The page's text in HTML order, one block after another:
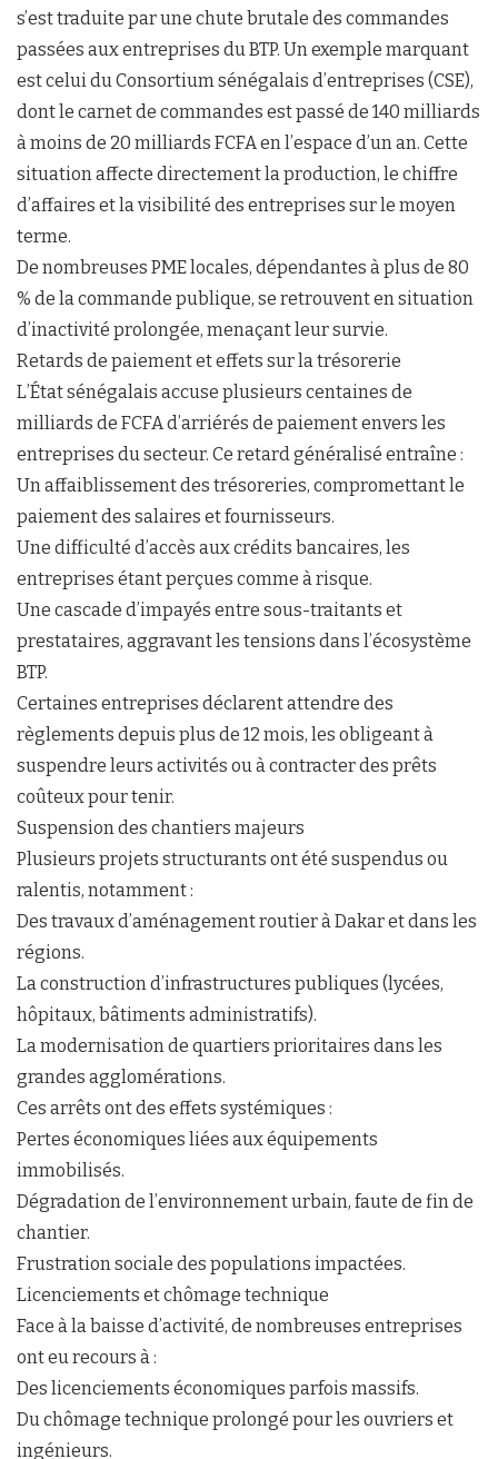
s’est traduite par une chute brutale des commandes
passées aux entreprises du BTP. Un exemple marquant
est celui du Consortium sénégalais d’entreprises (CSE),
dont le carnet de commandes est passé de 140 milliards
à moins de 20 milliards FCFA en l’espace d’un an. Cette
situation affecte directement la production, le chiffre
d’affaires et la visibilité des entreprises sur le moyen
terme.
De nombreuses PME locales, dépendantes à plus de 80
% de la commande publique, se retrouvent en situation
d’inactivité prolongée, menaçant leur survie.
Retards de paiement et effets sur la trésorerie
L’État sénégalais accuse plusieurs centaines de
milliards de FCFA d’arriérés de paiement envers les
entreprises du secteur. Ce retard généralisé entraîne :
Un affaiblissement des trésoreries, compromettant le
paiement des salaires et fournisseurs.
Une difficulté d’accès aux crédits bancaires, les
entreprises étant perçues comme à risque.
Une cascade d’impayés entre sous-traitants et
prestataires, aggravant les tensions dans l’écosystème
BTP.
Certaines entreprises déclarent attendre des
règlements depuis plus de 12 mois, les obligeant à
suspendre leurs activités ou à contracter des prêts
coûteux pour tenir.
Suspension des chantiers majeurs
Plusieurs projets structurants ont été suspendus ou
ralentis, notamment :
Des travaux d’aménagement routier à Dakar et dans les
régions.
La construction d’infrastructures publiques (lycées,
hôpitaux, bâtiments administratifs).
La modernisation de quartiers prioritaires dans les
grandes agglomérations.
Ces arrêts ont des effets systémiques :
Pertes économiques liées aux équipements
immobilisés.
Dégradation de l’environnement urbain, faute de fin de
chantier.
Frustration sociale des populations impactées.
Licenciements et chômage technique
Face à la baisse d’activité, de nombreuses entreprises
ont eu recours à :
Des licenciements économiques parfois massifs.
Du chômage technique prolongé pour les ouvriers et
ingénieurs.